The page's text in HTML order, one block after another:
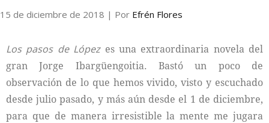
Cultura
15 de diciembre de 2018 | Por Efrén Flores
Los pasos de Lópezes una extraordinaria novela del
gran Jorge Ibargüengoitia. Bastó un poco de
observación de lo que hemos vivido, visto y escuchado
desde julio pasado, y más aún desde el 1 de diciembre,
para que de manera irresistible la mente me jugara